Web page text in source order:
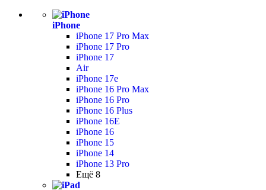
iPhone
iPhone 17 Pro Max
iPhone 17 Pro
iPhone 17
Air
iPhone 17e
iPhone 16 Pro Max
iPhone 16 Pro
iPhone 16 Plus
iPhone 16E
iPhone 16
iPhone 15
iPhone 14
iPhone 13 Pro
Ещё 8